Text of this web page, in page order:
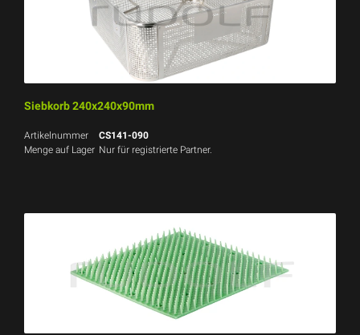
Siebkorb 240x240x90mm
Artikelnummer
CS141-090
Menge auf Lager Nur für registrierte Partner.